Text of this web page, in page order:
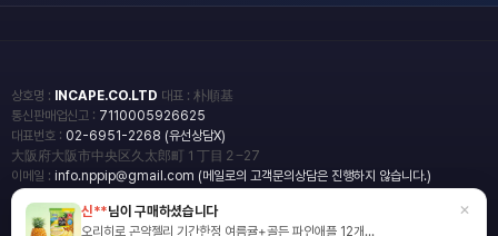
상호명 : INCAPE.CO.LTD 대표 : 朴順基
통신판매업신고 : 7110005926625
대표번호 : 02-6951-2268 (유선상담X)
大阪府大阪市中央区久太郎町１丁目２−27
이메일 : info.nppip@gmail.com (메일로의 고객문의상담은 진행하지 않습니다.)
copyright
일본직구쇼핑몰 엔핍
2018 All rights reserved.
신**님이 구매하셨습니다
오리히로 곤약젤리 기간한정 여름귤+골든 파인애플 12개...
×